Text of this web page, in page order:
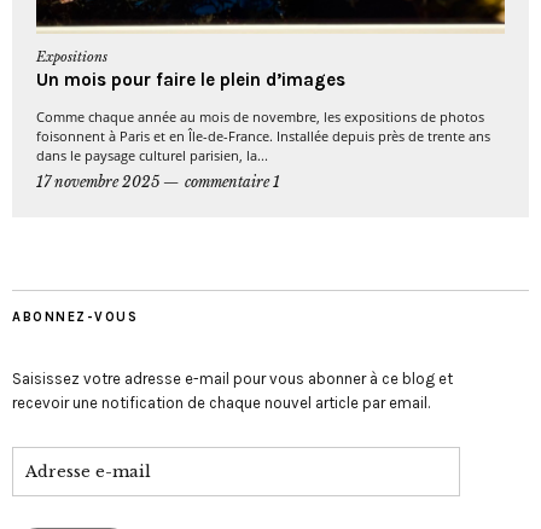
Expositions
Un mois pour faire le plein d’images
Comme chaque année au mois de novembre, les expositions de photos
foisonnent à Paris et en Île-de-France. Installée depuis près de trente ans
dans le paysage culturel parisien, la...
17 novembre 2025
commentaire 1
ABONNEZ-VOUS
Saisissez votre adresse e-mail pour vous abonner à ce blog et
recevoir une notification de chaque nouvel article par email.